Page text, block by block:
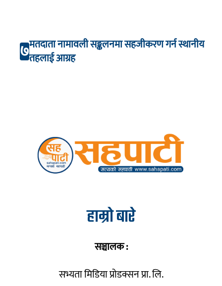
७मतदाता नामावली सङ्कलनमा सहजीकरण गर्न स्थानीय
तहलाई आग्रह
हाम्रो बारे
सञ्चालक :
सभ्यता मिडिया प्रोडक्सन प्रा. लि.